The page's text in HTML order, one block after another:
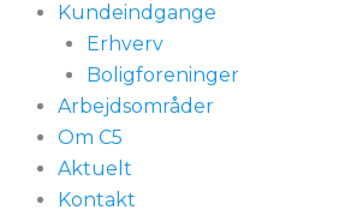
Kundeindgange
Erhverv
Boligforeninger
Arbejdsområder
Om C5
Aktuelt
Kontakt